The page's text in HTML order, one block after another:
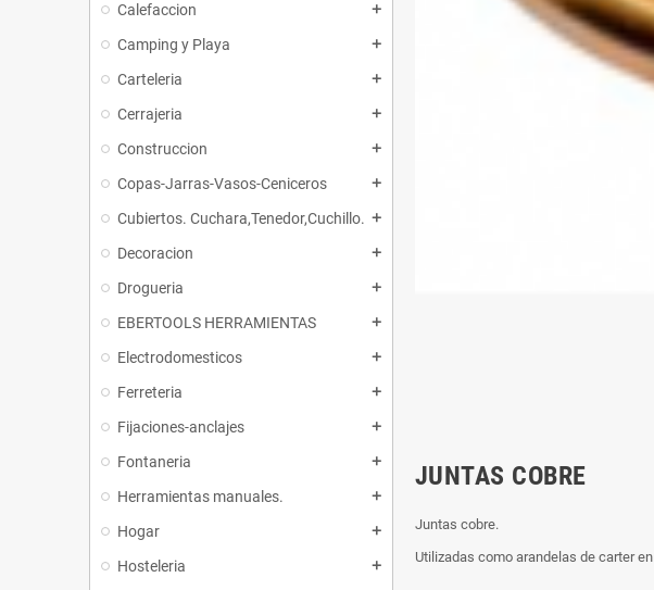
Calefaccion add
Camping y Playa add
Carteleria add
Cerrajeria add
Construccion add
Copas-Jarras-Vasos-Ceniceros add
Cubiertos. Cuchara,Tenedor,Cuchillo. add
Decoracion add
Drogueria add
EBERTOOLS HERRAMIENTAS add
Electrodomesticos add
Ferreteria add
Fijaciones-anclajes add
Fontaneria add
Herramientas manuales. add
Hogar add
Hosteleria add
JUNTAS COBRE
Juntas cobre.
Utilizadas como arandelas de carter